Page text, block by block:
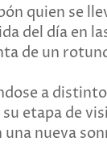
quien se
del día en
de un
a
etapa de
nueva